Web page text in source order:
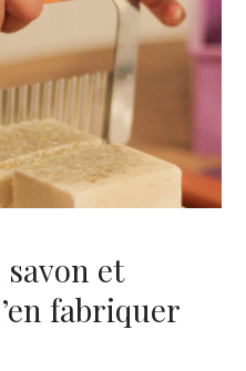
et
fabriquer